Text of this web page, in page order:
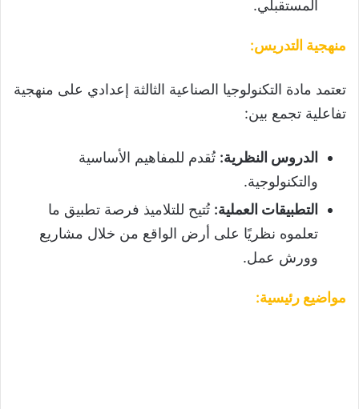
المستقبلي.
منهجية التدريس:
تعتمد مادة التكنولوجيا الصناعية الثالثة إعدادي على منهجية
تفاعلية تجمع بين:
الدروس النظرية: تُقدم للمفاهيم الأساسية
والتكنولوجية.
التطبيقات العملية: تُتيح للتلاميذ فرصة تطبيق ما
تعلموه نظريًا على أرض الواقع من خلال مشاريع
وورش عمل.
مواضيع رئيسية: